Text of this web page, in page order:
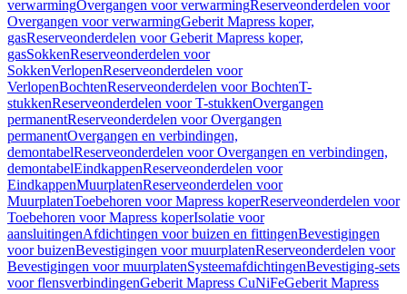
verwarmingOvergangen voor verwarmingReserveonderdelen voor
Overgangen voor verwarmingGeberit Mapress koper,
gasReserveonderdelen voor Geberit Mapress koper,
gasSokkenReserveonderdelen voor
SokkenVerlopenReserveonderdelen voor
VerlopenBochtenReserveonderdelen voor BochtenT-
stukkenReserveonderdelen voor T-stukkenOvergangen
permanentReserveonderdelen voor Overgangen
permanentOvergangen en verbindingen,
demontabelReserveonderdelen voor Overgangen en verbindingen,
demontabelEindkappenReserveonderdelen voor
EindkappenMuurplatenReserveonderdelen voor
MuurplatenToebehoren voor Mapress koperReserveonderdelen voor
Toebehoren voor Mapress koperIsolatie voor
aansluitingenAfdichtingen voor buizen en fittingenBevestigingen
voor buizenBevestigingen voor muurplatenReserveonderdelen voor
Bevestigingen voor muurplatenSysteemafdichtingenBevestiging-sets
voor flensverbindingenGeberit Mapress CuNiFeGeberit Mapress